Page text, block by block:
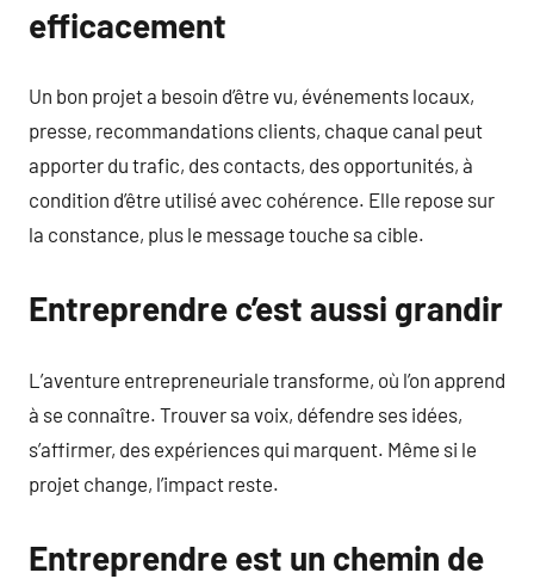
efficacement
Un bon projet a besoin d’être vu, événements locaux,
presse, recommandations clients, chaque canal peut
apporter du trafic, des contacts, des opportunités, à
condition d’être utilisé avec cohérence. Elle repose sur
la constance, plus le message touche sa cible.
Entreprendre c’est aussi grandir
L’aventure entrepreneuriale transforme, où l’on apprend
à se connaître. Trouver sa voix, défendre ses idées,
s’affirmer, des expériences qui marquent. Même si le
projet change, l’impact reste.
Entreprendre est un chemin de